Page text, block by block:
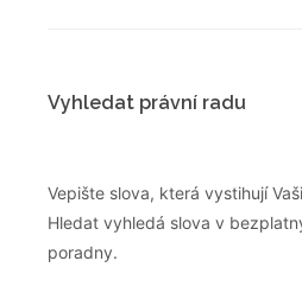
Vyhledat právní radu
Vepište slova, která vystihují
Hledat vyhledá slova v
poradny.